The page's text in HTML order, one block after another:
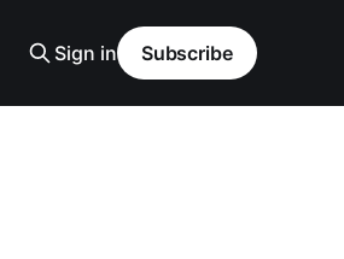
Sign in Subscribe